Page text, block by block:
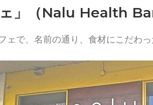
」（Nalu Health
ェで、名前の通り、食材にこだわ